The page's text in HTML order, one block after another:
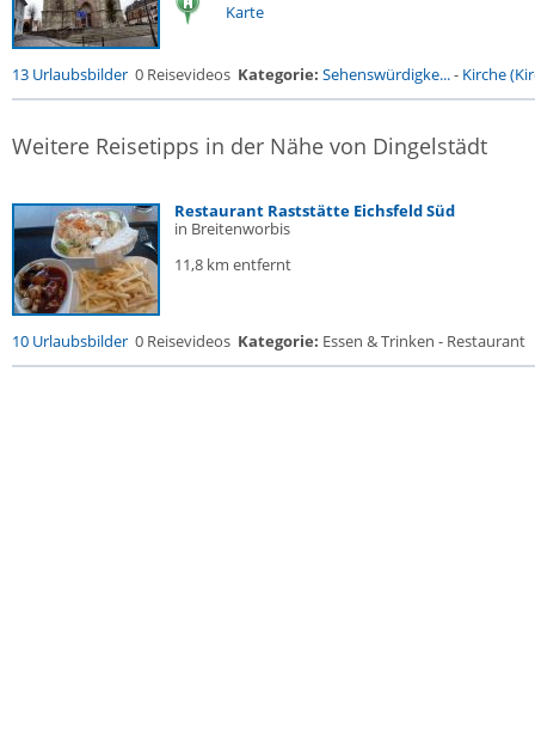
Karte
13 Urlaubsbilder 0 Reisevideos Kategorie: Sehenswürdigke...- Kirche
Weitere Reisetipps in der Nähe von Dingelstädt
Restaurant Raststätte Eichsfeld Süd
in Breitenworbis
11,8 km entfernt
10 Urlaubsbilder 0 Reisevideos Kategorie: Essen & Trinken - Restaurant